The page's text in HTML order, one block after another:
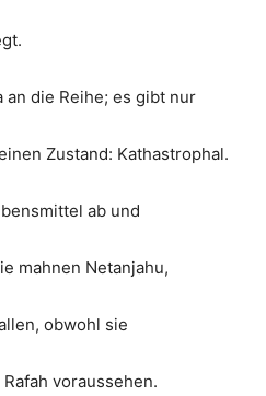
an die Reihe; es gibt nur
Zustand: Kathastrophal.
ab und
mahnen Netanjahu,
obwohl sie
voraussehen.